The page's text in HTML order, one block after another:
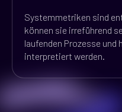
Systemmetriken sind
können sie irreführend
laufenden Prozesse
interpretiert werden.